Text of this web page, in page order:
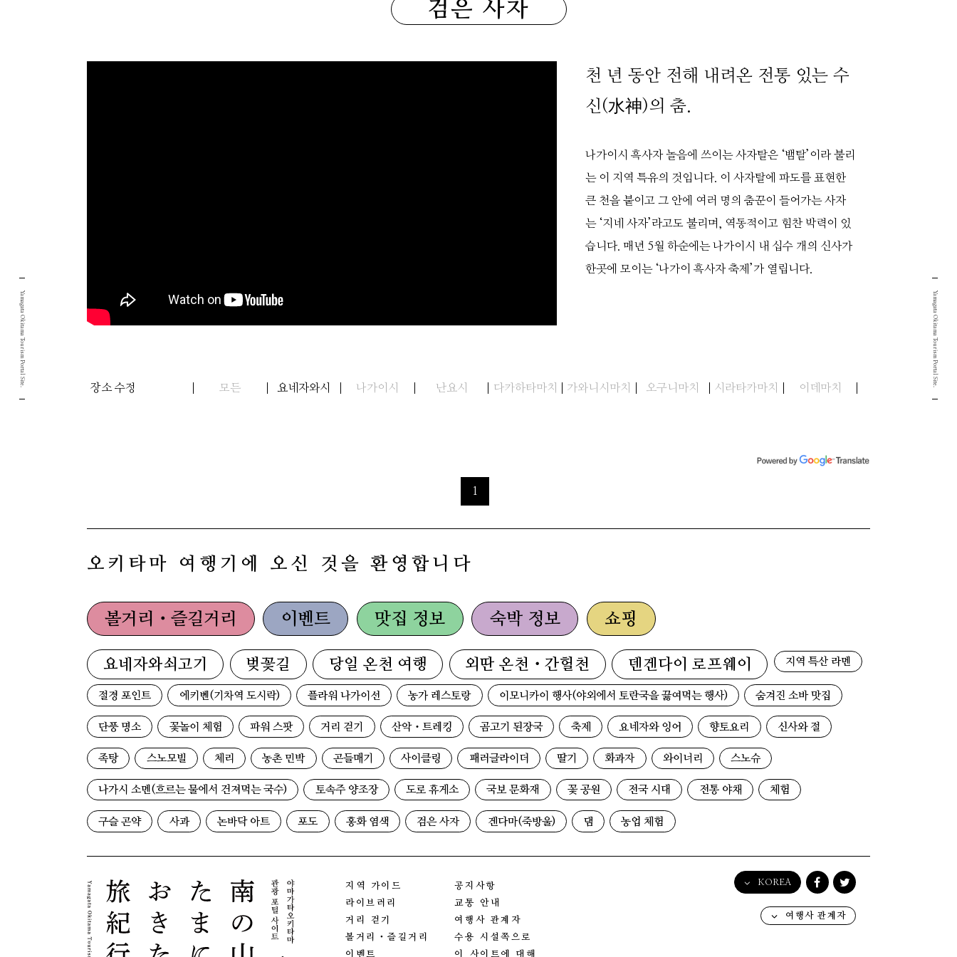
검은 사자
천 년 동안 전해 내려온 전통 있는 수
신(水神)의 춤.
나가이시 흑사자 놀음에 쓰이는 사자탈은 ‘뱀탈’이라 불리
는 이 지역 특유의 것입니다. 이 사자탈에 파도를 표현한
큰 천을 붙이고 그 안에 여러 명의 춤꾼이 들어가는 사자
는 ‘지네 사자’라고도 불리며, 역동적이고 힘찬 박력이 있
습니다. 매년 5월 하순에는 나가이시 내 십수 개의 신사가
한곳에 모이는 ‘나가이 흑사자 축제’가 열립니다.
장소 수정 모든 요네자와시 나가이시 난요시 다카하타마치 가와니시마치 오구니마치 시라타카마치 이데마치
1
오키타마 여행기에 오신 것을 환영합니다
볼거리・즐길거리 이벤트 맛집 정보 숙박 정보 쇼핑
요네자와쇠고기 벚꽃길 당일 온천 여행 외딴 온천・간헐천 덴겐다이 로프웨이 지역 특산 라멘
절경 포인트 에키벤(기차역 도시락) 플라워 나가이선 농가 레스토랑 이모니카이 행사(야외에서 토란국을 끓여먹는 행사) 숨겨진 소바 맛집
단풍 명소 꽃놀이 체험 파워 스팟 거리 걷기 산악・트레킹 곰고기 된장국 축제 요네자와 잉어 향토요리 신사와 절
족탕 스노모빌 체리 농촌 민박 곤들매기 사이클링 패러글라이더 딸기 화과자 와이너리 스노슈
나가시 소멘(흐르는 물에서 건져먹는 국수) 토속주 양조장 도로 휴게소 국보 문화재 꽃 공원 전국 시대 전통 야채 체험
구슬 곤약 사과 논바닥 아트 포도 홍화 염색 검은 사자 겐다마(죽방울) 댐 농업 체험
지역 가이드
라이브러리
거리 걷기
볼거리・즐길거리
이벤트
공지사항
교통 안내
여행사 관계자
수용 시설쪽으로
이 사이트에 대해
KOREA
English
日本語
여행사 관계자
Yamagata Okitama Tourism Portal Site. Yamagata Okitama Tourism Portal Site.